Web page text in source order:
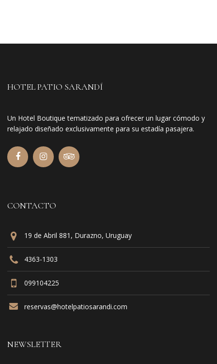
HOTEL PATIO SARANDÍ
Un Hotel Boutique tematizado para ofrecer un lugar cómodo y
relajado diseñado exclusivamente para su estadía pasajera.
CONTACTO
19 de Abril 881, Durazno, Uruguay
4363-1303
099104225
reservas@hotelpatiosarandi.com
NEWSLETTER